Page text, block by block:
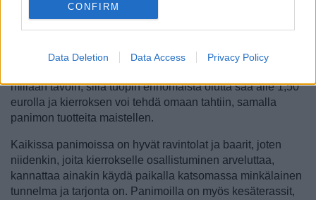
CONFIRM
Data Deletion Data Access Privacy Policy
kartalla], joka on hyvin samantyylinen turistien
erilaisia kierroksia, joille voi kätevästi ilmoittautua sivulla
millään tavoin, sillä tuopin erinomaista olutta saa alle 1,50
eurolla ja kierroksen voi tehdä omaan tahtiin, samalla
panimon tuotteita maistellen.
Kaikissa panimoissa on hyvät ravintolat ja baarit, joten
niidenkin, joita kierrokselle osallistuminen arveluttaa,
kannattaa ainakin käydä paikalla katsomassa minkälainen
tunnelma ja tarjonta on. Panimoilla on myös kesäterassit,